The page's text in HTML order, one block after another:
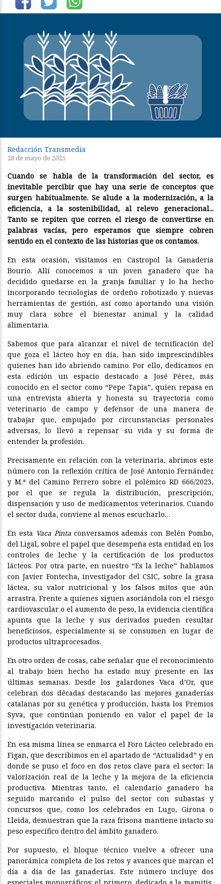
Redacción Transmedia
28 de mayo de 2025
Cuando se habla de la transformación del sector, es
inevitable percibir que hay una serie de conceptos que
surgen habitualmente. Se alude a la modernización, a la
eficiencia, a la sostenibilidad, al relevo generacional...
Tanto se repiten que corren el riesgo de convertirse en
palabras vacías, pero esperamos que siempre cobren
sentido en el contexto de las historias que os contamos.
En esta ocasión, visitamos en Castropol la Ganadería
Bourio. Allí conocemos a un joven ganadero que ha
decidido quedarse en la granja familiar y lo ha hecho
incorporando tecnologías de ordeño robotizado y nuevas
herramientas de gestión, así como aportando una visión
muy clara sobre el bienestar animal y la calidad
alimentaria.
Sabemos que para alcanzar el nivel de tecnificación del
que goza el lácteo hoy en día, han sido imprescindibles
quienes han ido abriendo camino. Por ello, dedicamos en
esta edición un espacio destacado a José Pérez, más
conocido en el sector como “Pepe Tapia”, quien repasa en
una entrevista abierta y honesta su trayectoria como
veterinario de campo y defensor de una manera de
trabajar que, empujado por circunstancias personales
adversas, lo llevó a repensar su vida y su forma de
entender la profesión.
Precisamente en relación con la veterinaria, abrimos este
número con la reflexión crítica de José Antonio Fernández
y M.ª del Camino Ferrero sobre el polémico RD 666/2023,
por el que se regula la distribución, prescripción,
dispensación y uso de medicamentos veterinarios. Cuando
el sector duda, conviene al menos escucharlo…
En esta Vaca Pintaconversamos además con Belén Pombo,
del Ligal, sobre el papel que desempeña esta entidad en los
controles de leche y la certificación de los productos
lácteos. Por otra parte, en nuestro “Es la leche” hablamos
con Javier Fontecha, investigador del CSIC, sobre la grasa
láctea, su valor nutricional y los falsos mitos que aún
arrastra. Frente a quienes siguen asociándola con el riesgo
cardiovascular o el aumento de peso, la evidencia científica
apunta que la leche y sus derivados pueden resultar
beneficiosos, especialmente si se consumen en lugar de
productos ultraprocesados.
En otro orden de cosas, cabe señalar que el reconocimiento
al trabajo bien hecho ha estado muy presente en las
últimas semanas. Desde los galardones Vaca d’Or, que
celebran dos décadas destacando las mejores ganaderías
catalanas por su genética y producción, hasta los Premios
Syva, que continúan poniendo en valor el papel de la
investigación veterinaria.
En esa misma línea se enmarca el Foro Lácteo celebrado en
Figan, que describimos en el apartado de “Actualidad” y en
donde se puso el foco en dos retos clave para el sector: la
valorización real de la leche y la mejora de la eficiencia
productiva. Mientras tanto, el calendario ganadero ha
seguido marcando el pulso del sector con subastas y
concursos que, como los celebrados en Lugo, Girona o
Lleida, demuestran que la raza frisona mantiene intacto su
peso específico dentro del ámbito ganadero.
Por supuesto, el bloque técnico vuelve a ofrecer una
panorámica completa de los retos y avances que marcan el
día a día de las ganaderías. Este número incluye dos